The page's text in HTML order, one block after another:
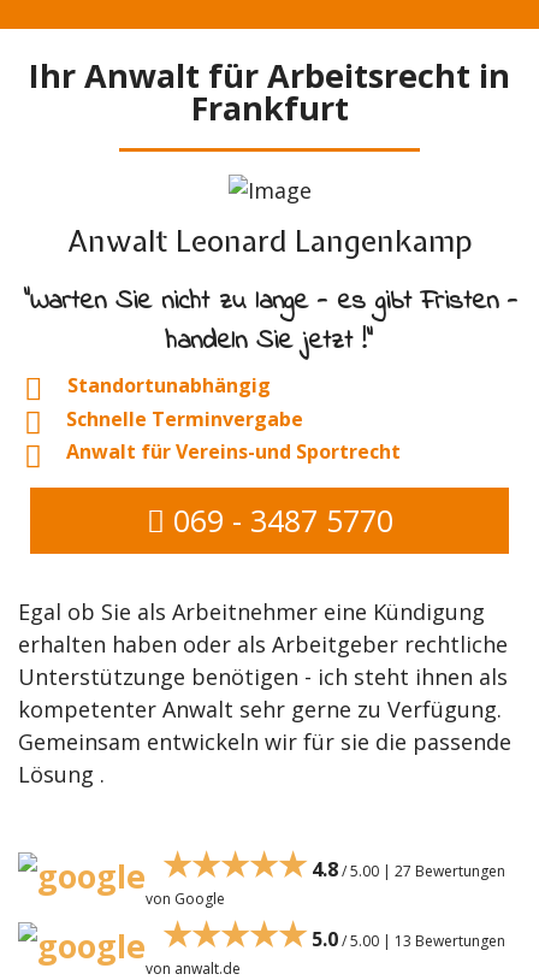
Ihr Anwalt für Arbeitsrecht in
Frankfurt
Anwalt Leonard Langenkamp
"Warten Sie nicht zu lange - es gibt Fristen -
handeln Sie jetzt !"
Standortunabhängig
Schnelle Terminvergabe
Anwalt für Vereins-und Sportrecht
069 - 3487 5770
Egal ob Sie als Arbeitnehmer eine Kündigung
erhalten haben oder als Arbeitgeber rechtliche
Unterstützunge benötigen - ich steht ihnen als
kompetenter Anwalt sehr gerne zu Verfügung.
Gemeinsam entwickeln wir für sie die passende
Lösung .
★★★★★ 4.8/ 5.00 | 27 Bewertungen
von Google
★★★★★ 5.0/ 5.00 | 13 Bewertungen
von anwalt.de